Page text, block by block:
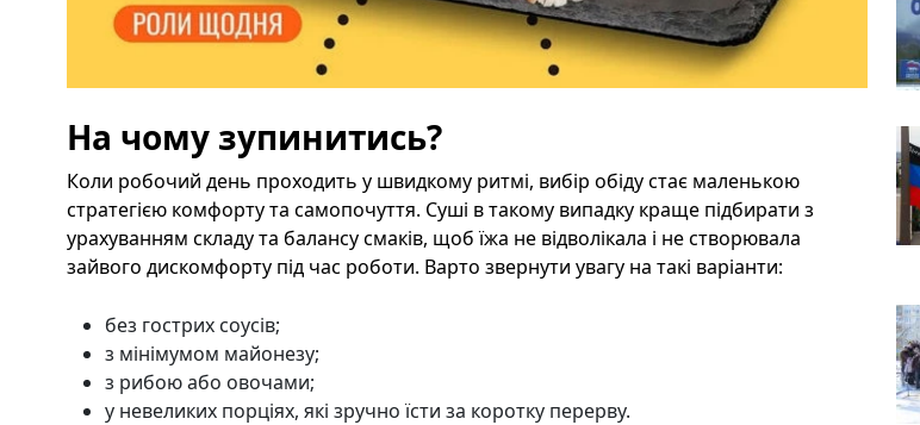
На чому зупинитись?
Коли робочий день проходить у швидкому ритмі, вибір обіду стає маленькою
стратегією комфорту та самопочуття. Суші в такому випадку краще підбирати з
урахуванням складу та балансу смаків, щоб їжа не відволікала і не створювала
зайвого дискомфорту під час роботи. Варто звернути увагу на такі варіанти:
без гострих соусів;
з мінімумом майонезу;
з рибою або овочами;
у невеликих порціях, які зручно їсти за коротку перерву.